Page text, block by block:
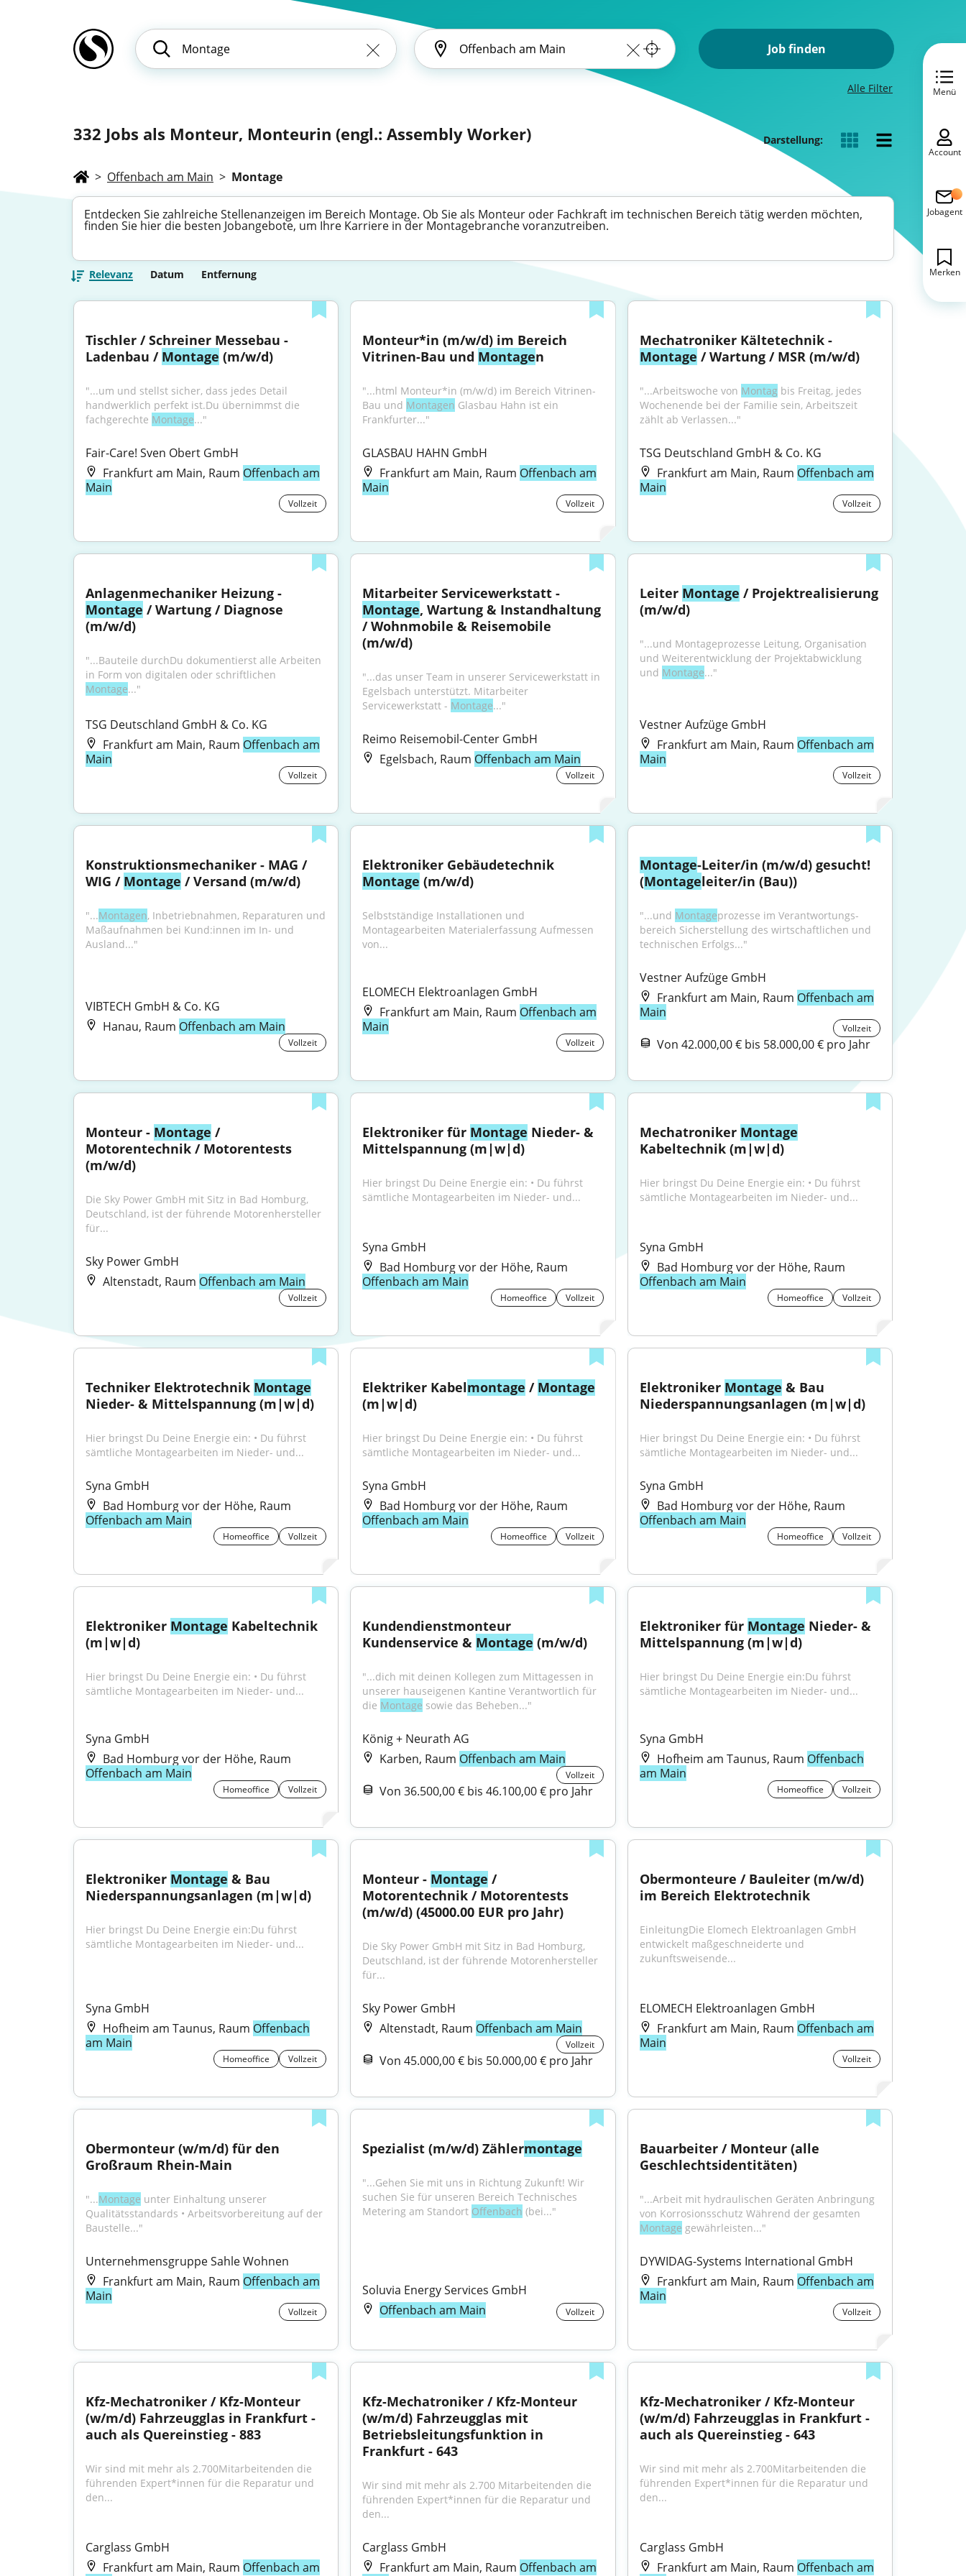
Job finden
Alle Filter
332 Jobs als Monteur, Monteurin (engl.: Assembly Worker) Darstellung:
> Offenbach am Main > Montage
Entdecken Sie zahlreiche Stellenanzeigen im Bereich Montage. Ob Sie als Monteur oder Fachkraft im technischen Bereich tätig werden möchten,
finden Sie hier die besten Jobangebote, um Ihre Karriere in der Montagebranche voranzutreiben.
Relevanz Datum Entfernung
Tischler / Schreiner Messebau -
Ladenbau / Montage (m/w/d)
"...um und stellst sicher, dass jedes Detail
handwerklich perfekt ist.Du übernimmst die
fachgerechte Montage..."
Fair-Care! Sven Obert GmbH
Frankfurt am Main, Raum Offenbach am
Main
Vollzeit
Monteur*in (m/w/d) im Bereich
Vitrinen-Bau und Montagen
"...html Monteur*in (m/w/d) im Bereich Vitrinen-
Bau und Montagen Glasbau Hahn ist ein
Frankfurter..."
GLASBAU HAHN GmbH
Frankfurt am Main, Raum Offenbach am
Main
Vollzeit
Mechatroniker Kältetechnik -
Montage / Wartung / MSR (m/w/d)
"...Arbeitswoche von Montag bis Freitag, jedes
Wochenende bei der Familie sein, Arbeitszeit
zählt ab Verlassen..."
TSG Deutschland GmbH & Co. KG
Frankfurt am Main, Raum Offenbach am
Main
Vollzeit
Montage / Wartung / Diagnose
(m/w/d)
"...Bauteile durchDu dokumentierst alle Arbeiten
Montage..."
TSG Deutschland GmbH & Co. KG
Frankfurt am Main, Raum Offenbach am
Main
Vollzeit
Montage, Wartung & Instandhaltung
/ Wohnmobile & Reisemobile
(m/w/d)
"...das unser Team in unserer Servicewerkstatt in
Egelsbach unterstützt. Mitarbeiter
Servicewerkstatt - Montage..."
Reimo Reisemobil-Center GmbH
Egelsbach, Raum Offenbach am Main
Vollzeit
Leiter Montage / Projektrealisierung
(m/w/d)
"...und Montageprozesse Leitung, Organisation
und Weiterentwicklung der Projekt­abwicklung
und Montage..."
Vestner Aufzüge GmbH
Frankfurt am Main, Raum Offenbach am
Main
Vollzeit
Konstruktionsmechaniker - MAG /
WIG / Montage / Versand (m/w/d)
"...Montagen, Inbetriebnahmen, Reparaturen und
Maßaufnahmen bei Kund:innen im In- und
Ausland..."
VIBTECH GmbH & Co. KG
Hanau, Raum Offenbach am Main
Vollzeit
Montage (m/w/d)
Selbstständige Installationen und
Montagearbeiten Materialerfassung Aufmessen
von...
ELOMECH Elektroanlagen GmbH
Frankfurt am Main, Raum Offenbach am
Main
Vollzeit
Montage-Leiter/in (m/w/d) gesucht!
(Montageleiter/in (Bau))
"...und Montage­prozesse im Verant­wortungs­
bereich Sicherstellung des wirtschaftlichen und
technischen Erfolgs..."
Vestner Aufzüge GmbH
Frankfurt am Main, Raum Offenbach am
Main
Vollzeit
Von 42.000,00 € bis 58.000,00 € pro Jahr
Monteur - Montage /
Motorentechnik / Motorentests
(m/w/d)
Die Sky Power GmbH mit Sitz in Bad Homburg,
Deutschland, ist der führende Motorenhersteller
für...
Sky Power GmbH
Altenstadt, Raum Offenbach am Main
Vollzeit
Elektroniker für Montage Nieder- &
Mittelspannung (m|w|d)
Hier bringst Du Deine Energie ein: • Du führst
sämtliche Montagearbeiten im Nieder- und...
Syna GmbH
Bad Homburg vor der Höhe, Raum
Offenbach am Main
Homeoffice Vollzeit
Mechatroniker Montage
Kabeltechnik (m|w|d)
Hier bringst Du Deine Energie ein: • Du führst
sämtliche Montagearbeiten im Nieder- und...
Syna GmbH
Bad Homburg vor der Höhe, Raum
Offenbach am Main
Homeoffice Vollzeit
Techniker Elektrotechnik Montage
Nieder- & Mittelspannung (m|w|d)
Hier bringst Du Deine Energie ein: • Du führst
sämtliche Montagearbeiten im Nieder- und...
Syna GmbH
Bad Homburg vor der Höhe, Raum
Offenbach am Main
Homeoffice Vollzeit
Elektriker Kabelmontage / Montage
(m|w|d)
Hier bringst Du Deine Energie ein: • Du führst
sämtliche Montagearbeiten im Nieder- und...
Syna GmbH
Bad Homburg vor der Höhe, Raum
Offenbach am Main
Homeoffice Vollzeit
Elektroniker Montage & Bau
Niederspannungsanlagen (m|w|d)
Hier bringst Du Deine Energie ein: • Du führst
sämtliche Montagearbeiten im Nieder- und...
Syna GmbH
Bad Homburg vor der Höhe, Raum
Offenbach am Main
Homeoffice Vollzeit
Elektroniker Montage Kabeltechnik
(m|w|d)
Hier bringst Du Deine Energie ein: • Du führst
sämtliche Montagearbeiten im Nieder- und...
Syna GmbH
Bad Homburg vor der Höhe, Raum
Offenbach am Main
Homeoffice Vollzeit
Kundendienstmonteur
Kundenservice & Montage (m/w/d)
"...dich mit deinen Kollegen zum Mittagessen in
unserer hauseigenen Kantine Verantwortlich für
die Montage sowie das Beheben..."
König + Neurath AG
Karben, Raum Offenbach am Main
Vollzeit
Von 36.500,00 € bis 46.100,00 € pro Jahr
Elektroniker für Montage Nieder- &
Mittelspannung (m|w|d)
Hier bringst Du Deine Energie ein:Du führst
sämtliche Montagearbeiten im Nieder- und...
Syna GmbH
Hofheim am Taunus, Raum Offenbach
am Main
Homeoffice Vollzeit
Elektroniker Montage & Bau
Niederspannungsanlagen (m|w|d)
Hier bringst Du Deine Energie ein:Du führst
sämtliche Montagearbeiten im Nieder- und...
Syna GmbH
Hofheim am Taunus, Raum Offenbach
am Main
Homeoffice Vollzeit
Monteur - Montage /
Motorentechnik / Motorentests
(m/w/d) (45000.00 EUR pro Jahr)
Die Sky Power GmbH mit Sitz in Bad Homburg,
Deutschland, ist der führende Motorenhersteller
für...
Sky Power GmbH
Altenstadt, Raum Offenbach am Main
Vollzeit
Von 45.000,00 € bis 50.000,00 € pro Jahr
Obermonteure / Bauleiter (m/w/d)
im Bereich Elektrotechnik
EinleitungDie Elomech Elektroanlagen GmbH
entwickelt maßgeschneiderte und
zukunftsweisende...
ELOMECH Elektroanlagen GmbH
Frankfurt am Main, Raum Offenbach am
Main
Vollzeit
Obermonteur (w/m/d) für den
Großraum Rhein-Main
"...Montage unter Einhaltung unserer
Qualitätsstandards • Arbeitsvorbereitung auf der
Baustelle..."
Unternehmensgruppe Sahle Wohnen
Frankfurt am Main, Raum Offenbach am
Main
Vollzeit
Spezialist (m/w/d) Zählermontage
"...Gehen Sie mit uns in Richtung Zukunft! Wir
suchen Sie für unseren Bereich Technisches
Metering am Standort Offenbach (bei..."
Soluvia Energy Services GmbH
Offenbach am Main
Vollzeit
Bauarbeiter / Monteur (alle
Geschlechtsidentitäten)
"...Arbeit mit hydraulischen Geräten Anbringung
Montage gewährleisten..."
DYWIDAG-Systems International GmbH
Frankfurt am Main, Raum Offenbach am
Main
Vollzeit
Kfz-Mechatroniker / Kfz-Monteur
(w/m/d) Fahrzeugglas in Frankfurt -
auch als Quereinstieg - 883
Wir sind mit mehr als 2.700Mitarbeitenden die
führenden Expert*innen für die Reparatur und
den...
Carglass GmbH
Frankfurt am Main, Raum Offenbach am
Kfz-Mechatroniker / Kfz-Monteur
(w/m/d) Fahrzeugglas mit
Betriebsleitungsfunktion in
Frankfurt - 643
Wir sind mit mehr als 2.700 Mitarbeitenden die
führenden Expert*innen für die Reparatur und
den...
Carglass GmbH
Frankfurt am Main, Raum Offenbach am
Kfz-Mechatroniker / Kfz-Monteur
(w/m/d) Fahrzeugglas in Frankfurt -
auch als Quereinstieg - 643
Wir sind mit mehr als 2.700Mitarbeitenden die
führenden Expert*innen für die Reparatur und
den...
Carglass GmbH
Frankfurt am Main, Raum Offenbach am
Menü
Account
Jobagent
Merken